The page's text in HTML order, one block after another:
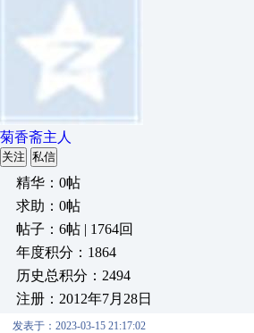
菊香斋主人
关注 私信
精华：0帖
求助：0帖
帖子：6帖 | 1764回
年度积分：1864
历史总积分：2494
注册：2012年7月28日
发表于：2023-03-15 21:17:02